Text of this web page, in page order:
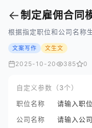
←制定雇佣合同
根据指定职位和公司名称
文案写作 文生文
2025-10-20 385 0
自定义参数（3个）
职位名称
请输入职
公司名称
请输入公